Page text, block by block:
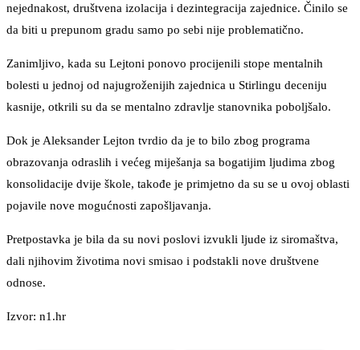
nejednakost, društvena izolacija i dezintegracija zajednice. Činilo se
da biti u prepunom gradu samo po sebi nije problematično.
Zanimljivo, kada su Lejtoni ponovo procijenili stope mentalnih
bolesti u jednoj od najugroženijih zajednica u Stirlingu deceniju
kasnije, otkrili su da se mentalno zdravlje stanovnika poboljšalo.
Dok je Aleksander Lejton tvrdio da je to bilo zbog programa
obrazovanja odraslih i većeg miješanja sa bogatijim ljudima zbog
konsolidacije dvije škole, takođe je primjetno da su se u ovoj oblasti
pojavile nove mogućnosti zapošljavanja.
Pretpostavka je bila da su novi poslovi izvukli ljude iz siromaštva,
dali njihovim životima novi smisao i podstakli nove društvene
odnose.
Izvor: n1.hr